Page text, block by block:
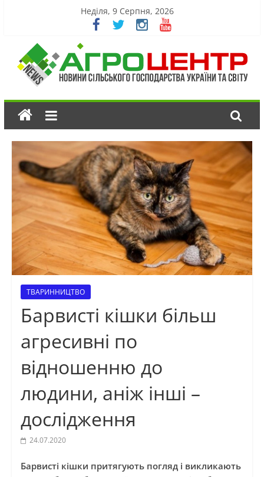
Неділя, 9 Серпня, 2026
ТВАРИННИЦТВО
Барвисті кішки більш
агресивні по
відношенню до
людини, аніж інші –
дослідження
24.07.2020
Барвисті кішки притягують погляд і викликають